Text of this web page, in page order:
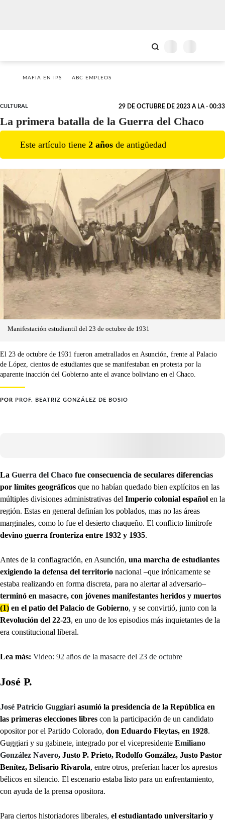
MAFIA EN IPS ABC EMPLEOS
CULTURAL 29 DE OCTUBRE DE 2023 A LA - 00:33
La primera batalla de la Guerra del Chaco
Este artículo tiene 2 años de antigüedad
Manifestación estudiantil del 23 de octubre de 1931
El 23 de octubre de 1931 fueron ametrallados en Asunción, frente al Palacio
de López, cientos de estudiantes que se manifestaban en protesta por la
aparente inacción del Gobierno ante el avance boliviano en el Chaco.
POR PROF. BEATRIZ GONZÁLEZ DE BOSIO
La Guerra del Chaco fue consecuencia de seculares diferencias
por límites geográficos que no habían quedado bien explícitos en las
múltiples divisiones administrativas del Imperio colonial español en la
región. Estas en general definían los poblados, mas no las áreas
marginales, como lo fue el desierto chaqueño. El conflicto limítrofe
devino guerra fronteriza entre 1932 y 1935.
Antes de la conflagración, en Asunción, una marcha de estudiantes
exigiendo la defensa del territorio nacional –que irónicamente se
estaba realizando en forma discreta, para no alertar al adversario–
terminó en masacre, con jóvenes manifestantes heridos y muertos
(1) en el patio del Palacio de Gobierno, y se convirtió, junto con la
Revolución del 22-23, en uno de los episodios más inquietantes de la
era constitucional liberal.
Lea más: Video: 92 años de la masacre del 23 de octubre
José P.
José Patricio Guggiari asumió la presidencia de la República en
las primeras elecciones libres con la participación de un candidato
opositor por el Partido Colorado, don Eduardo Fleytas, en 1928.
Guggiari y su gabinete, integrado por el vicepresidente Emiliano
González Navero, Justo P. Prieto, Rodolfo González, Justo Pastor
Benítez, Belisario Rivarola, entre otros, preferían hacer los aprestos
bélicos en silencio. El escenario estaba listo para un enfrentamiento,
con ayuda de la prensa opositora.
Para ciertos historiadores liberales, el estudiantado universitario y